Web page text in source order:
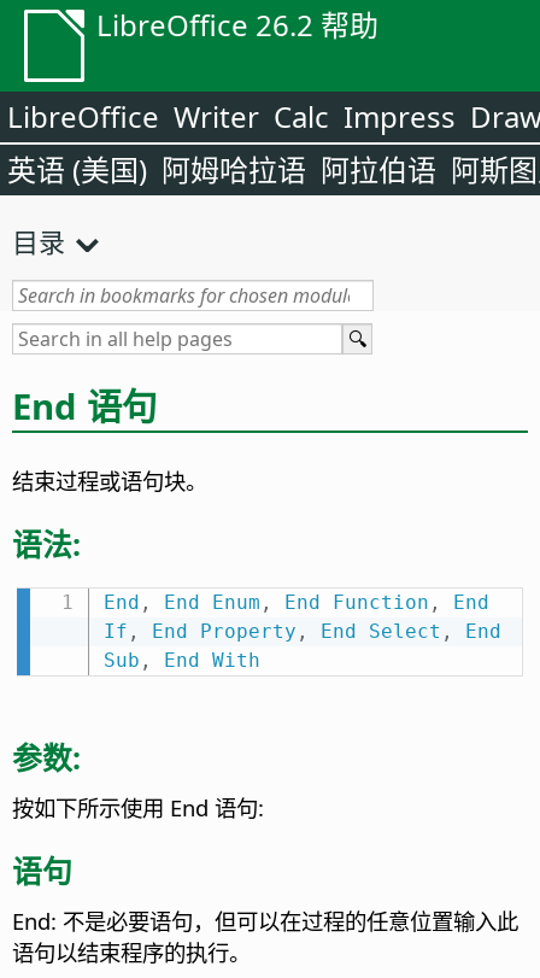
LibreOffice 26.2 帮助
LibreOffice Writer Calc Impress
英语 (美国) 阿姆哈拉语 阿拉伯语 阿斯
目录
End 语句
结束过程或语句块。
语法:
End , End Enum , End Function ,
End
If , End Property , End Select ,
End
Sub , End With
参数:
按如下所示使用 End 语句:
语句
End: 不是必要语句，但可以在过程的任意位置输入此
语句以结束程序的执行。